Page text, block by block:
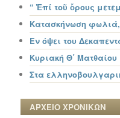
“ Ἐπί τοῦ ὄρους
Κατασκήνωση
Εν όψει του
Κυριακή Θ΄ Ματθαίου
Στα
ΑΡΧΕΙΟ ΧΡΟΝΙΚΩΝ